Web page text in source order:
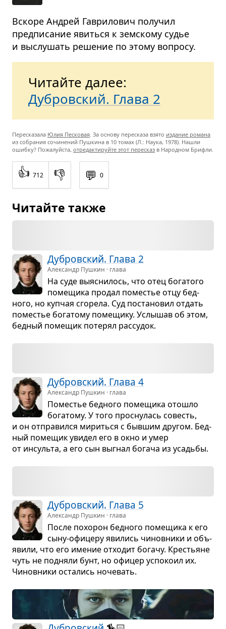
Вскоре Андрей Гаврилович получил
предписание явиться к земскому судье
и выслушать решение по этому вопросу.
Читайте далее:
Дубровский. Глава 2
Пересказала Юлия Песковая. За основу пересказа взято издание романа
из собрания сочинений Пушкина в 10 томах (Л.: Наука, 1978). Нашли
ошибку? Пожалуйста, отредактируйте этот пересказ в Народном Брифли.
👍 712 👎 💬 0
Читайте также
Дуб­ров­ский. Глава 2
Александр Пушкин · глава
На суде выяс­ни­лось, что отец бога­того
поме­щика про­дал поме­стье отцу бед­
ного, но куп­чая сго­рела. Суд поста­но­вил отдать
поме­стье бога­тому поме­щику. Услы­шав об этом,
бед­ный поме­щик поте­рял рас­су­док.
Дуб­ров­ский. Глава 4
Александр Пушкин · глава
Поме­стье бед­ного поме­щика ото­шло
бога­тому. У того про­сну­лась совесть,
и он отпра­вился мириться с быв­шим дру­гом. Бед­
ный поме­щик уви­дел его в окно и умер
от инсульта, а его сын выгнал богача из усадьбы.
Дуб­ров­ский. Глава 5
Александр Пушкин · глава
После похо­рон бед­ного поме­щика к его
сыну-офи­церу яви­лись чинов­ники и объ­
явили, что его име­ние отхо­дит богачу. Кре­стьяне
чуть не под­няли бунт, но офи­цер успо­коил их.
Чинов­ники оста­лись ноче­вать.